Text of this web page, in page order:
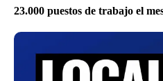
23.000 puestos de trabajo el